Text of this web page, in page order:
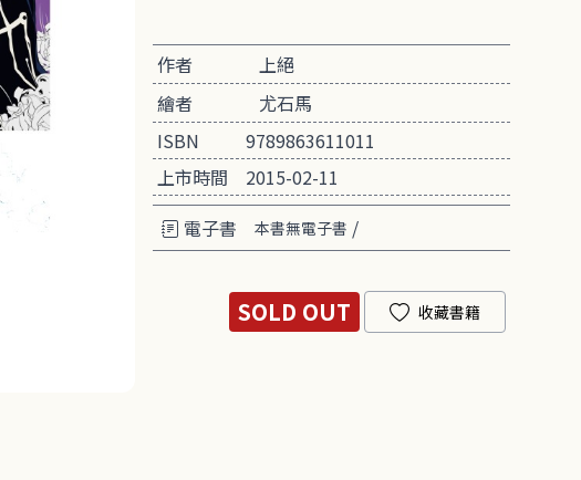
作者
上絕
繪者
尤石馬
ISBN
9789863611011
上市時間
2015-02-11
電子書
本書無電子書 /
SOLD OUT 收藏書籍